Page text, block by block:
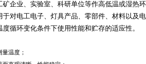
企业、实验室、科研单位等作高低温或湿热环
对电工电子、灯具产品、零部件、材料以及
循环变化条件下使用性能和贮存的适应性。
温度；